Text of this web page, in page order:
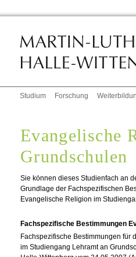
Studium Forschung
Evangelische
Grundschulen
Sie können dieses Studienfach an
Grundlage der Fachspezifischen
Evangelische Religion im
Fachspezifische Bestimmungen
Fachspezifische Bestimmungen für
im Studiengang Lehramt an